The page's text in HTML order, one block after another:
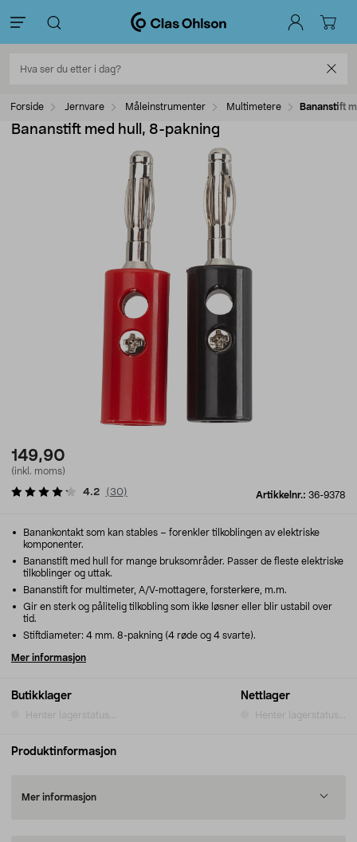
Forside Jernvare Måleinstrumenter Multimetere Bananstift
Bananstift med hull, 8-pakning
149,90
(inkl. moms)
Artikkelnr.: 36-9378
4.2 (30)
Butikklager
Henter lagerstatus...
Nettlager
Henter lagerstatus...
Banankontakt som kan stables – forenkler tilkoblingen av elektriske
komponenter.
Bananstift med hull for mange bruksområder. Passer de fleste elektriske
tilkoblinger og uttak.
Bananstift for multimeter, A/V-mottagere, forsterkere, m.m.
Gir en sterk og pålitelig tilkobling som ikke løsner eller blir ustabil over
tid.
Stiftdiameter: 4 mm. 8-pakning (4 røde og 4 svarte).
Mer informasjon
Produktinformasjon
Mer informasjon